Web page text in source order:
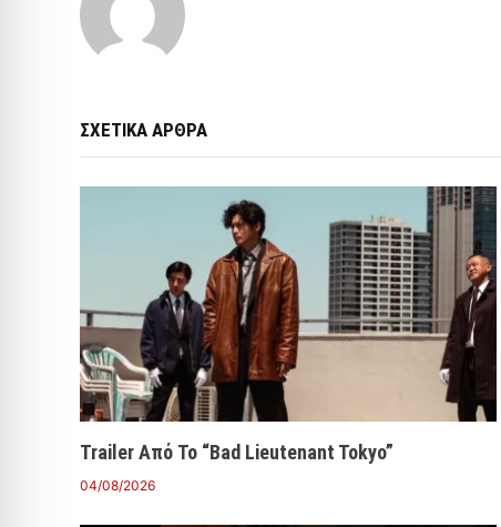
ΣΧΕΤΙΚΑ ΑΡΘΡΑ
Trailer Από Το “Bad Lieutenant Tokyo”
04/08/2026